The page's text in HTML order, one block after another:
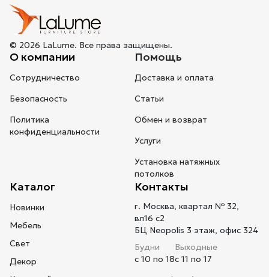
© 2026 LaLume. Все права защищены.
О компании
Сотрудничество
Безопасность
Политика
конфиденциальности
Помощь
Доставка и оплата
Статьи
Обмен и возврат
Услуги
Установка натяжных
потолков
Каталог
Новинки
Мебель
Свет
Декор
Контакты
г. Москва, квартал № 32,
вл16 с2
БЦ Neopolis 3 этаж, офис 324
Будни
с 10 по 18
Выходные
с 11 по 17